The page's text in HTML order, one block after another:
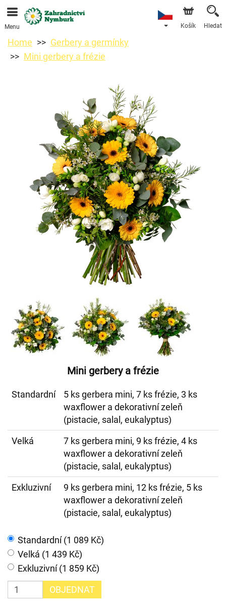
Objednávky přes e-shop přijímáme. Nejbližší možné
doručení je od 11.8.2026 z důvodu dovolené.
Menu Košík Hledat
Home
Gerbery a germínky
Mini gerbery a frézie
Mini gerbery a frézie
Standardní
5 ks gerbera mini, 7 ks frézie, 3 ks
waxflower a dekorativní zeleň
(pistacie, salal, eukalyptus)
Velká
7 ks gerbera mini, 9 ks frézie, 4 ks
waxflower a dekorativní zeleň
(pistacie, salal, eukalyptus)
Exkluzivní
9 ks gerbera mini, 12 ks frézie, 5 ks
waxflower a dekorativní zeleň
(pistacie, salal, eukalyptus)
Standardní (1 089 Kč)
Velká (1 439 Kč)
Exkluzivní (1 859 Kč)
OBJEDNAT